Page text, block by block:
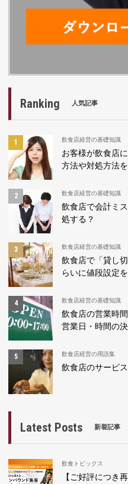
Ranking 人気記事
飲食店経営の基礎知識
お客様が飲食店
方法や対処方法
飲食店経営の基礎知識
飲食店で会計ミ
処する？
飲食店経営の基礎知識
飲食店で「貸し
らいに値段設定
飲食店経営の基礎知識
飲食店の営業時
営業日・時間の
飲食店経営の用語集
飲食店のサービ
Latest Posts 新着記事
飲食トピックス
【ご好評につき